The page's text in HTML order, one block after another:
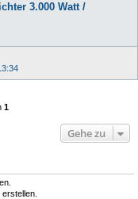
3.000 Watt /
1
Gehe zu